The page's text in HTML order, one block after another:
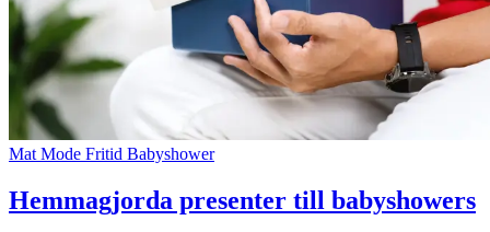
Mat Mode Fritid Babyshower
Hemmagjorda presenter till babyshowers